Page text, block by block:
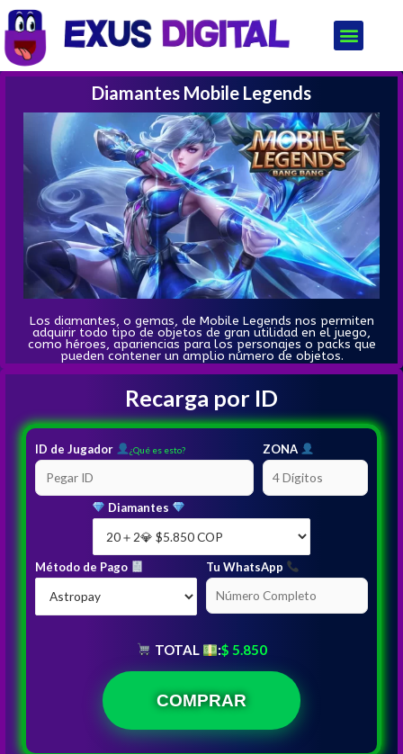
Diamantes Mobile Legends
Los diamantes, o gemas, de Mobile Legends nos permiten
adquirir todo tipo de objetos de gran utilidad en el juego,
como héroes, apariencias para los personajes o packs que
pueden contener un amplio número de objetos.
Recarga por ID
ID de Jugador ¿Qué es esto? ZONA
Diamantes
Método de Pago Tu WhatsApp
TOTAL :$ 5.850